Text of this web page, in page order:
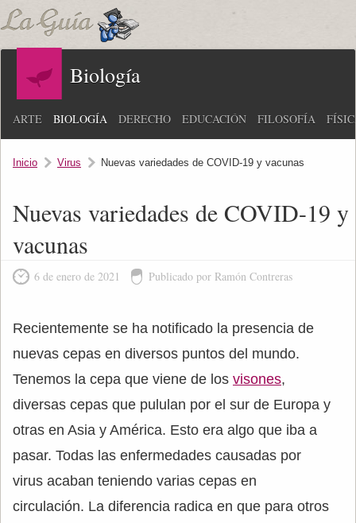
Biología
ARTE BIOLOGÍA DERECHO EDUCACIÓN FILOSOFÍA
Inicio Virus Nuevas variedades de COVID-19 y vacunas
Nuevas variedades de COVID-19 y
vacunas
6 de enero de 2021 Publicado por Ramón Contreras
Recientemente se ha notificado la presencia de
nuevas cepas en diversos puntos del mundo.
Tenemos la cepa que viene de los visones,
diversas cepas que pululan por el sur de Europa y
otras en Asia y América. Esto era algo que iba a
pasar. Todas las enfermedades causadas por
virus acaban teniendo varias cepas en
circulación. La diferencia radica en que para otros